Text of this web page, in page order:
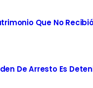
Que No
De Arresto Es